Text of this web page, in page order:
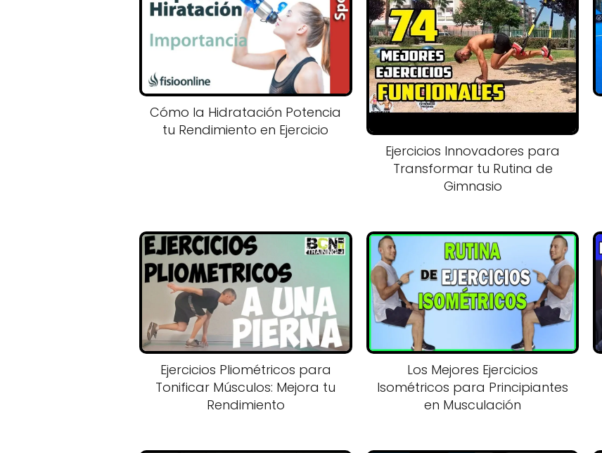
Cómo la Hidratación Potencia
tu Rendimiento en Ejercicio
Ejercicios Innovadores para
Transformar tu Rutina de
Gimnasio
Ejercicios Pliométricos para
Tonificar Músculos: Mejora tu
Rendimiento
Los Mejores Ejercicios
Isométricos para Principiantes
en Musculación